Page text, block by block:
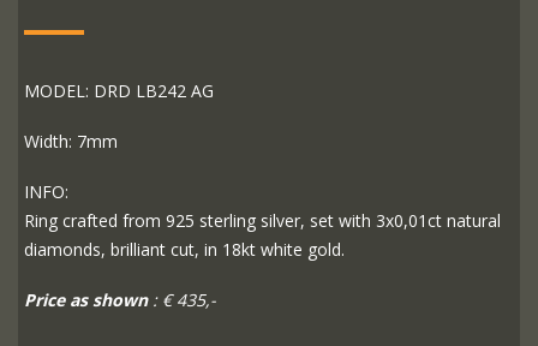
MODEL: DRD LB242 AG
Width: 7mm
INFO:
Ring crafted from 925 sterling silver, set with 3x0,01ct natural
diamonds, brilliant cut, in 18kt white gold.
Price as shown: € 435,-